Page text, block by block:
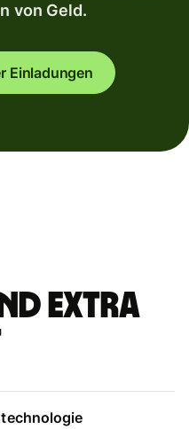
von Geld.
Einladungen
extra